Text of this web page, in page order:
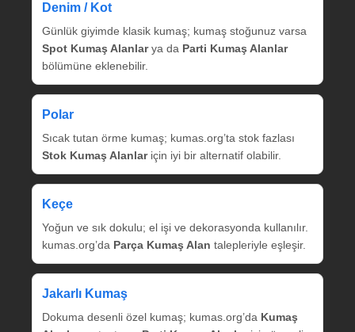
Denim / Kot
Günlük giyimde klasik kumaş; kumaş stoğunuz varsa
Spot Kumaş Alanlarya da Parti Kumaş Alanlar
bölümüne eklenebilir.
Polar
Sıcak tutan örme kumaş; kumas.org’ta stok fazlası
Stok Kumaş Alanlariçin iyi bir alternatif olabilir.
Keçe
Yoğun ve sık dokulu; el işi ve dekorasyonda kullanılır.
kumas.org’da Parça Kumaş Alan talepleriyle eşleşir.
Jakarlı Kumaş
Dokuma desenli özel kumaş; kumas.org’da Kumaş